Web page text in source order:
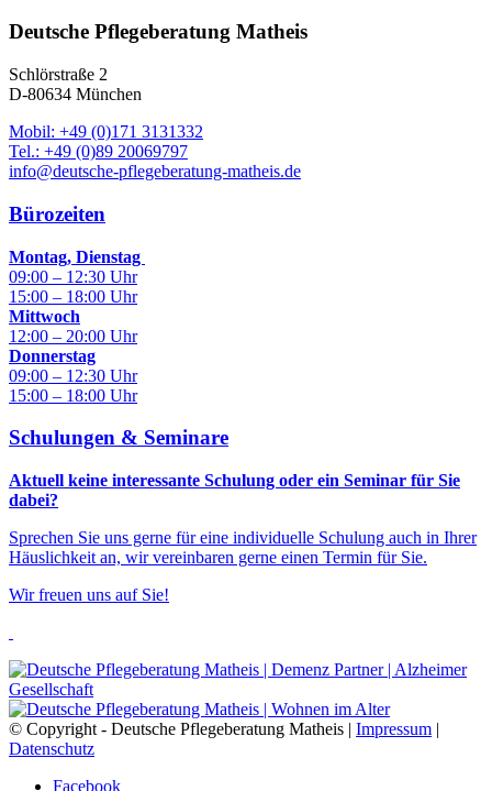
Deutsche Pflegeberatung Matheis
Schlörstraße 2
D-80634 München
Mobil: +49 (0)171 3131332
Tel.: +49 (0)89 20069797
info@deutsche-pflegeberatung-matheis.de
Bürozeiten
Montag, Dienstag
09:00 – 12:30 Uhr
15:00 – 18:00 Uhr
Mittwoch
12:00 – 20:00 Uhr
Donnerstag
09:00 – 12:30 Uhr
15:00 – 18:00 Uhr
Schulungen & Seminare
Aktuell keine interessante Schulung oder ein Seminar für Sie
dabei?
Sprechen Sie uns gerne für eine individuelle Schulung auch in Ihrer
Häuslichkeit an, wir vereinbaren gerne einen Termin für Sie.
Wir freuen uns auf Sie!
© Copyright - Deutsche Pflegeberatung Matheis | Impressum |
Datenschutz
Facebook